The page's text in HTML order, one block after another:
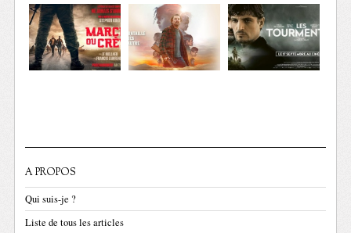
A PROPOS
Qui suis-je ?
Liste de tous les articles